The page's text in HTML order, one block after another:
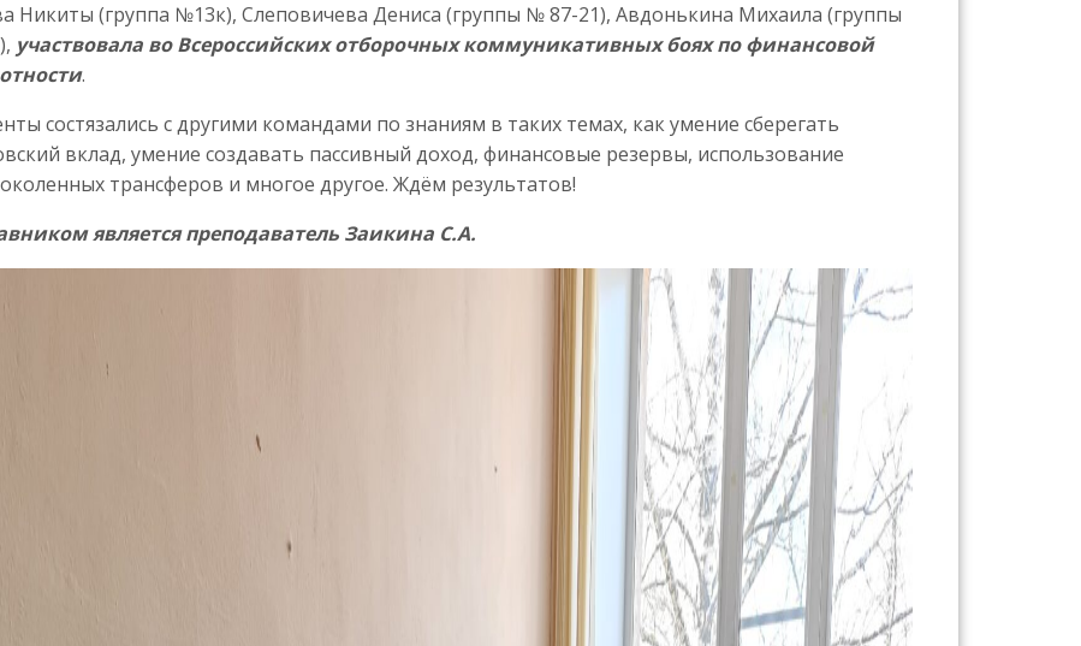
Никиты (группа №13к), Слеповичева Дениса (группы № 87-21), Авдонькина Михаила (группы
участвовала во Всероссийских отборочных коммуникативных боях по финансовой
.
состязались с другими командами по знаниям в таких темах, как умение сберегать
вклад, умение создавать пассивный доход, финансовые резервы, использование
трансферов и многое другое. Ждём результатов!
является преподаватель Заикина С.А.